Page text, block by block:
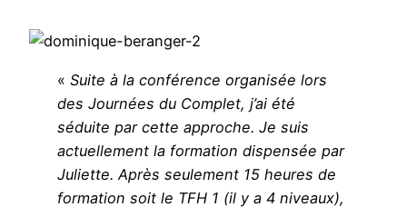
« Suite à la conférence organisée lors
des Journées du Complet, j’ai été
séduite par cette approche. Je suis
actuellement la formation dispensée par
Juliette. Après seulement 15 heures de
formation soit le TFH 1 (il y a 4 niveaux),